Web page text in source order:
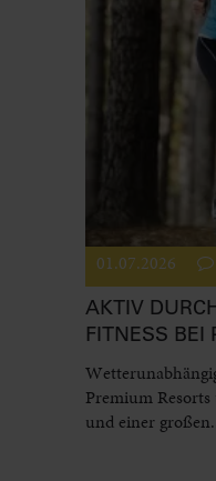
01.07.2026
AKTIV
FITNESS BEI
Premium
und einer